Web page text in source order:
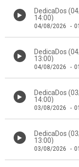
DedicaDos
14:00)
04/08/2026 -
DedicaDos
13:00)
04/08/2026 -
DedicaDos
14:00)
03/08/2026 -
DedicaDos
13:00)
03/08/2026 -